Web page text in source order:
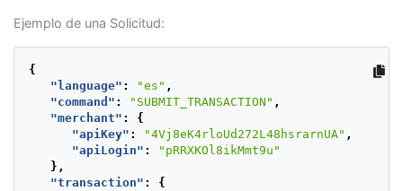
Ejemplo de una Solicitud:
{
"language" : "es" ,
"command" : "SUBMIT_TRANSACTION" ,
"merchant" :
{
"apiKey" : "4Vj8eK4rloUd272L48hsrarnUA" ,
"apiLogin" :
"pRRXKOl8ikMmt9u"
},
"transaction" :
{